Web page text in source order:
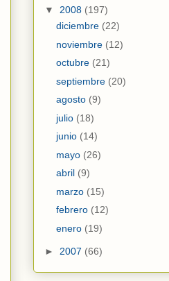
▼ 2008 (197)
diciembre (22)
noviembre (12)
octubre (21)
septiembre (20)
agosto (9)
julio (18)
junio (14)
mayo (26)
abril (9)
marzo (15)
febrero (12)
enero (19)
► 2007 (66)